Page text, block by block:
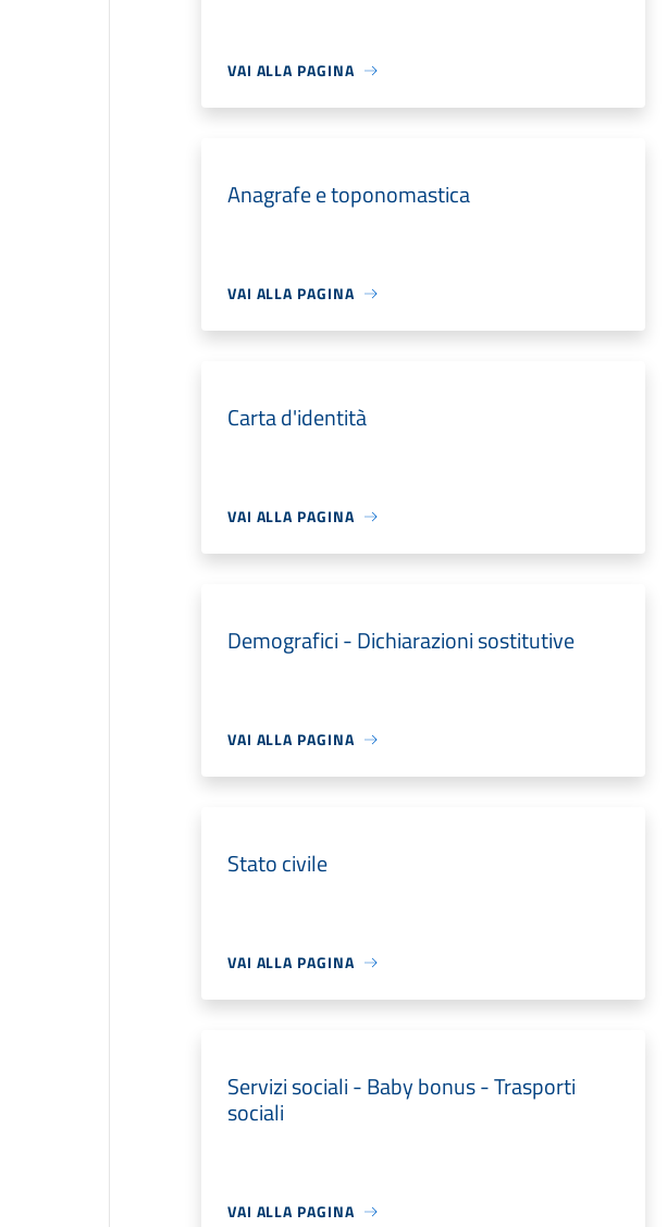
VAI ALLA PAGINA
Anagrafe e toponomastica
VAI ALLA PAGINA
Carta d'identità
VAI ALLA PAGINA
Demografici - Dichiarazioni sostitutive
VAI ALLA PAGINA
Stato civile
VAI ALLA PAGINA
Servizi sociali - Baby bonus - Trasporti
sociali
VAI ALLA PAGINA